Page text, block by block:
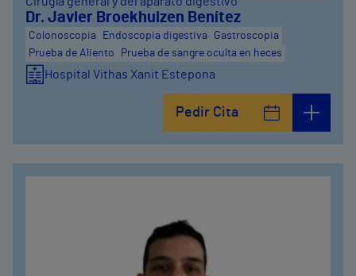
Dr. Javier Broekhuizen Benítez
Colonoscopia Endoscopia digestiva
Gastroscopia
Prueba de Aliento
Prueba de sangre oculta en heces
Hospital Vithas Xanit Estepona
Pedir Cita